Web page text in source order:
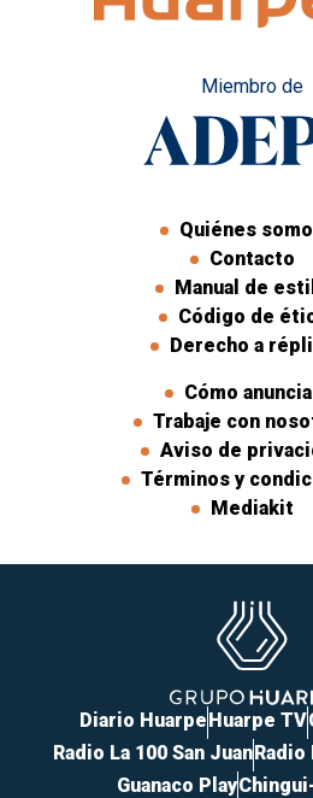
Miembro de
Quiénes
Contacto
Manual de
Código de
Derecho a
Cómo
Trabaje con
Aviso de
Términos y
Mediakit
Diario HuarpeHuarpe TV
Radio La 100 San JuanRadio
Guanaco Play